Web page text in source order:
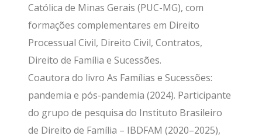
Católica de Minas Gerais (PUC-MG), com
formações complementares em Direito
Processual Civil, Direito Civil, Contratos,
Direito de Família e Sucessões.
Coautora do livro As Famílias e Sucessões:
pandemia e pós-pandemia (2024). Participante
do grupo de pesquisa do Instituto Brasileiro
de Direito de Família – IBDFAM (2020–2025),